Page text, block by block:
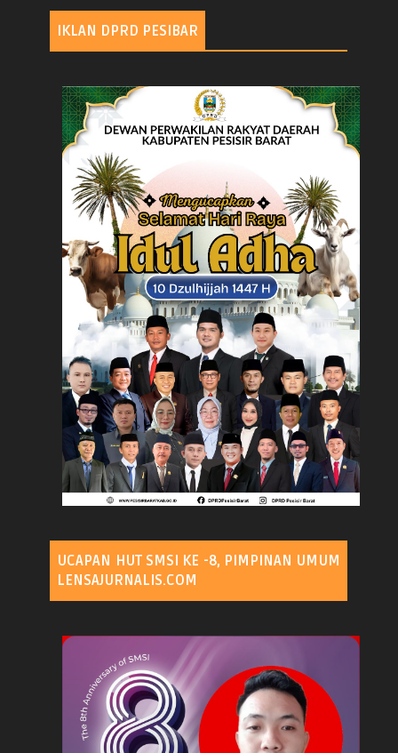
IKLAN DPRD PESIBAR
UCAPAN HUT SMSI KE -8, PIMPINAN UMUM
LENSAJURNALIS.COM